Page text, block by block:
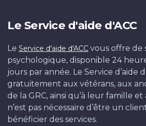
Le Service d'aide d'ACC
Le Service d'aide d'ACC vous offre de
psychologique, disponible 24
jours par année. Le Service d’aide
gratuitement aux vétérans, aux
de la GRC, ainsi qu’à leur famille et
n’est pas nécessaire d’être un
bénéficier des services.